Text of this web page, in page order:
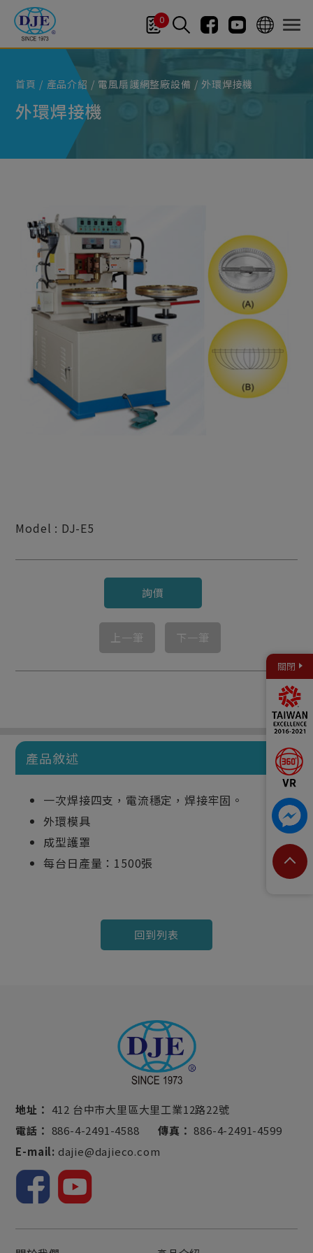
0
首頁 產品介紹 電風扇護網整廠設備 外環焊接機
外環焊接機
Model : DJ-E5
詢價
上一筆 下一筆
產品敘述
一次焊接四支，電流穩定，焊接牢固。
外環模具
成型護罩
每台日產量：1500張
回到列表
地址： 412 台中市大里區大里工業12路22號
電話： 886-4-2491-4588 傳真： 886-4-2491-4599
E-mail: dajie@dajieco.com
關閉
Cookie管理面板